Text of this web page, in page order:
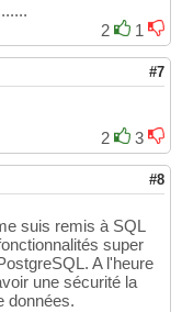
2
1
#7
2
3
#8
suis remis à SQL
super
A l'heure
une sécurité la
données.